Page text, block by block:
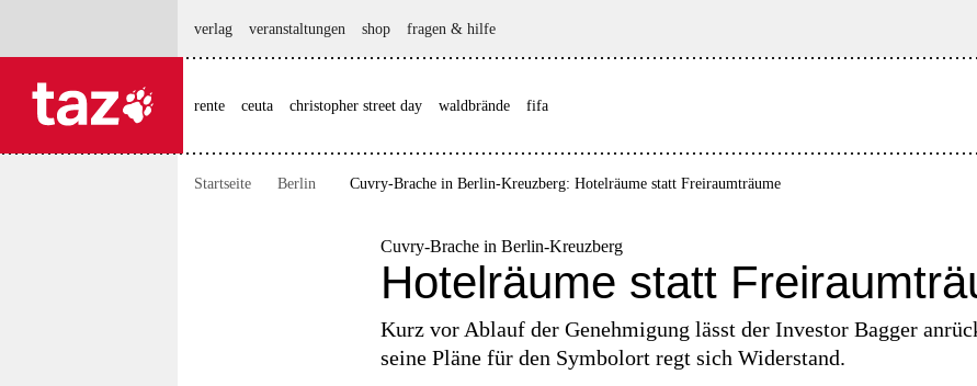
verlag
veranstaltungen shop fragen & hilfe
rente ceuta christopher street day waldbrände fifa
Startseite Berlin Cuvry-Brache in Berlin-Kreuzberg: Hotelräume statt Freiraumträume
Cuvry-Brache in Berlin-Kreuzberg
Hotelräume statt
Kurz vor Ablauf der Genehmigung lässt der Investor Bagger
seine Pläne für den Symbolort regt sich Widerstand.